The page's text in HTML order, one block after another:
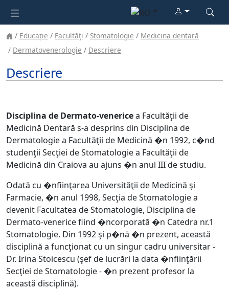
Educație Facultăţi Stomatologie
Medicina dentară
Dermatovenerologie
Descriere
Descriere
Disciplina de Dermato-venericea Facultăţii de
Medicină Dentară s-a desprins din Disciplina de
Dermatologie a Facultăţii de Medicină �n 1992, c�nd
studenţii Secţiei de Stomatologie a Facultăţii de
Medicină din Craiova au ajuns �n anul III de studiu.
Odată cu �nfiinţarea Universităţii de Medicină şi
Farmacie, �n anul 1998, Secţia de Stomatologie a
devenit Facultatea de Stomatologie, Disciplina de
Dermato-venerice fiind �ncorporată �n Catedra nr.1
Stomatologie. Din 1992 şi p�nă �n prezent, această
disciplină a funcţionat cu un singur cadru universitar -
Dr. Irina Stoicescu (şef de lucrări la data �nfiinţării
Secţiei de Stomatologie - �n prezent profesor la
această disciplină).